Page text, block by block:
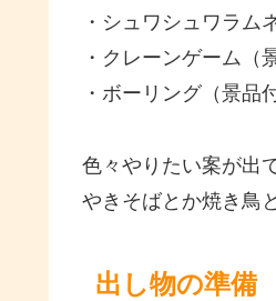
・シュワシュワラム
・クレーンゲーム（
・ボーリング（景品
色々やりたい案が出
やきそばとか焼き鳥
出し物の準備